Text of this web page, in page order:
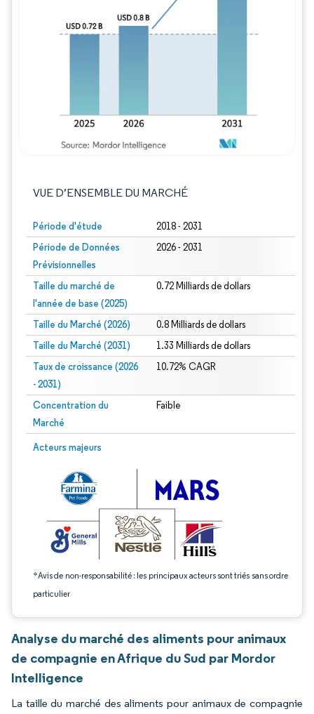
VUE D’ENSEMBLE DU MARCHÉ
Période d'étude 2018 - 2031
Période de Données
Prévisionnelles
2026 - 2031
Taille du marché de
l'année de base (2025)
0.72 Milliards de dollars
Taille du Marché (2026) 0.8 Milliards de dollars
Taille du Marché (2031) 1.33 Milliards de dollars
Taux de croissance (2026
- 2031)
10.72% CAGR
Concentration du
Marché
Faible
Acteurs majeurs
*Avis de non-responsabilité : les principaux acteurs sont triés sans ordre
particulier
Image © Mordor Intelligence. La réutilisation nécessite une attribution sous CC
Image © Mordor Intelligence. La
Analyse du marché des aliments pour animaux
de compagnie en Afrique du Sud par Mordor
Intelligence
La taille du marché des aliments pour animaux de compagnie